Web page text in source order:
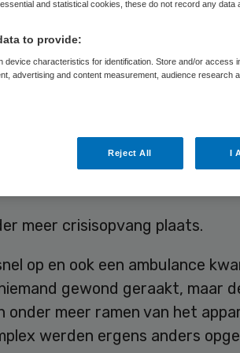
24 mei 2026
aan de Berghemseweg in
meer crisisopvang plaats.
op en ook een ambulance
gewond geraakt, maar
onder meer ramen van het
werden ergens anders
and statistical cookies, these do not record any data
to provide:
device characteristics for identification. Store and/or access
advertising and content measurement, audience research
Reject All I